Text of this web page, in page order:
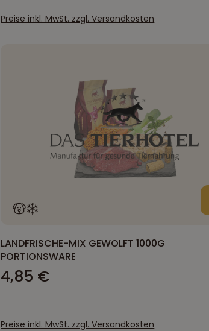
Preise inkl. MwSt. zzgl. Versandkosten
LANDFRISCHE-MIX GEWOLFT 1000G
PORTIONSWARE
4,85 €
Preise inkl. MwSt. zzgl. Versandkosten